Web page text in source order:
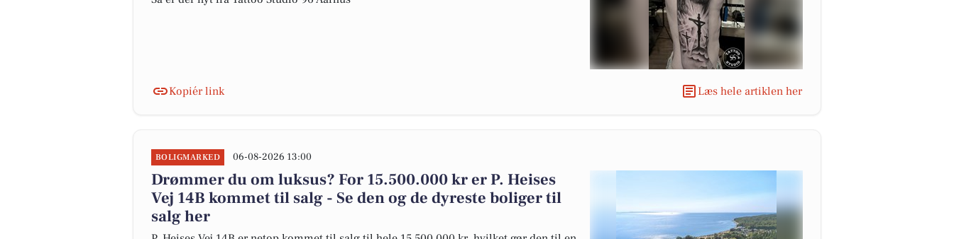
Kopiér link Læs hele artiklen her
BOLIGMARKED 06-08-2026 13:00
Drømmer du om luksus? For 15.500.000 kr er P. Heises
Vej 14B kommet til salg - Se den og de dyreste boliger til
salg her